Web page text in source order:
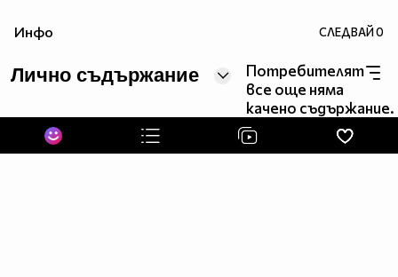
Инфо СЛЕДВАЙ0
Лично съдържание
Потребителят
все още няма
качено съдържание.